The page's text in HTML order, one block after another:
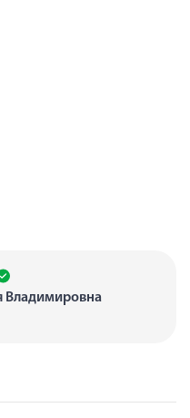
Владимировна